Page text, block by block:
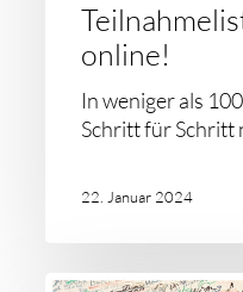
online!
In weniger als
Schritt für Schritt
22. Januar 2024